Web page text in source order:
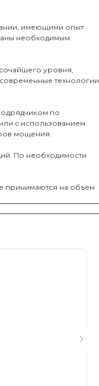
имеющими опыт
необходимым
уровня,
технологии
по
с использованием
мощения.
По необходимости
принимаются на объем
ПОМОЩЬ
Навесы,